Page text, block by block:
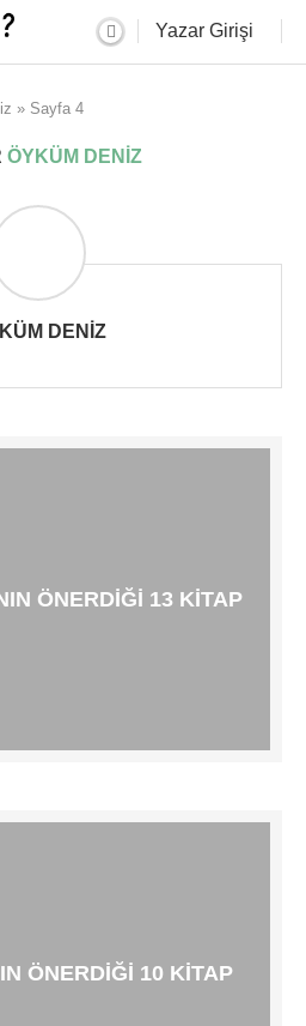
Yazar Girişi
» Sayfa 4
ÖYKÜM DENIZ
DENIZ
ÖNERDIĞI 13 KITAP
ÖNERDIĞI 10 KITAP